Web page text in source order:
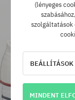
(lényeges
szolgáltatások
BEÁLLÍTÁSOK
MINDENT